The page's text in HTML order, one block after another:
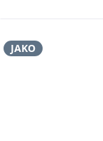
JAKO